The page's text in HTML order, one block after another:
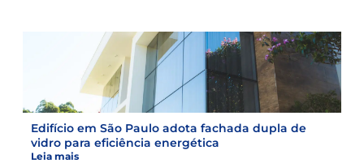
Edifício em São Paulo adota fachada dupla de
vidro para eficiência energética
Leia mais